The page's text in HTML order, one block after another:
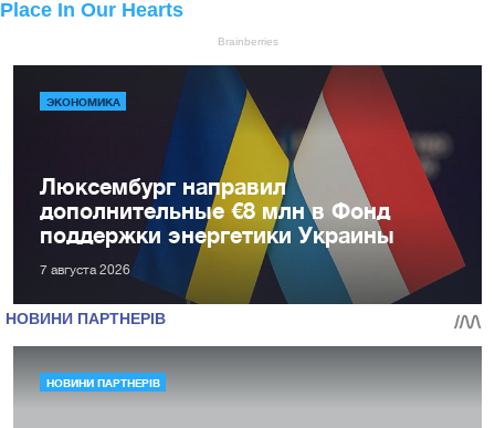
ЭКОНОМИКА
Люксембург направил
дополнительные €8 млн в Фонд
поддержки энергетики Украины
7 августа 2026